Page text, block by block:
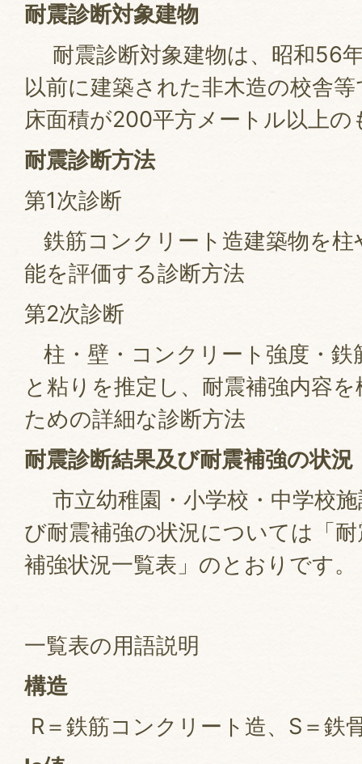
耐震診断対象建物
耐震診断対象建物は、昭和56
以前に建築された非木造の校舎
床面積が200平方メートル以上の
耐震診断方法
第1次診断
鉄筋コンクリート造建築物を柱
能を評価する診断方法
第2次診断
柱・壁・コンクリート強度・鉄
と粘りを推定し、耐震補強内容
ための詳細な診断方法
耐震診断結果及び耐震補強の状況
市立幼稚園・小学校・中学校
び耐震補強の状況については「
補強状況一覧表」のとおりです。
一覧表の用語説明
構造
R＝鉄筋コンクリート造、S＝鉄